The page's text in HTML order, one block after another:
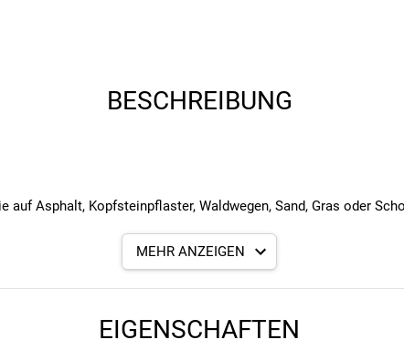
BESCHREIBUNG
Asphalt, Kopfsteinpflaster, Waldwegen, Sand, Gras oder
und Fahrkomfort mit viel Grip und Kurvensicherheit. Die
durch Steine. Eine pannensichere Lage unter der
MEHR ANZEIGEN
EIGENSCHAFTEN